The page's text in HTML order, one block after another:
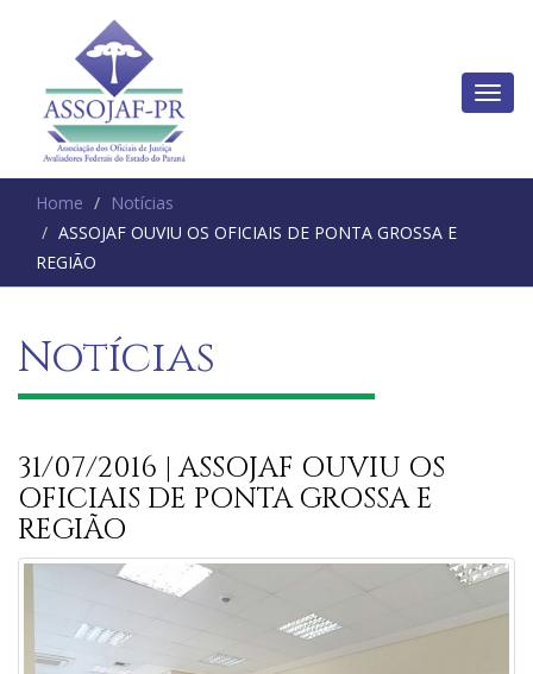
Home
Notícias
ASSOJAF OUVIU OS OFICIAIS DE PONTA GROSSA E
REGIÃO
Notícias
31/07/2016 | ASSOJAF OUVIU OS
OFICIAIS DE PONTA GROSSA E
REGIÃO